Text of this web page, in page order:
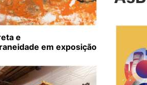
e
em exposição